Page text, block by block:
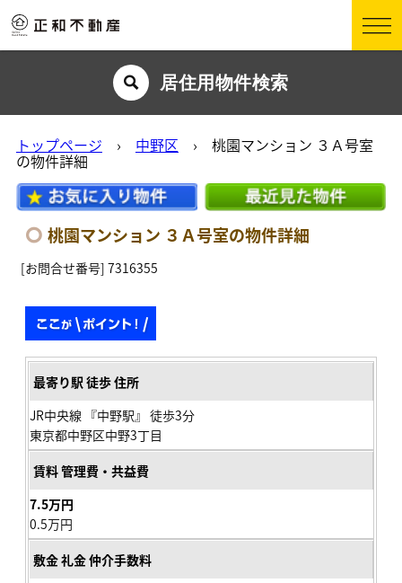
居住用物件検索
トップページ › 中野区 › 桃園マンション ３Ａ号室
の物件詳細
桃園マンション ３Ａ号室の物件詳細
[お問合せ番号] 7316355
JR中央線 『中野駅』 徒歩3分
東京都中野区中野3丁目
7.5万円
0.5万円